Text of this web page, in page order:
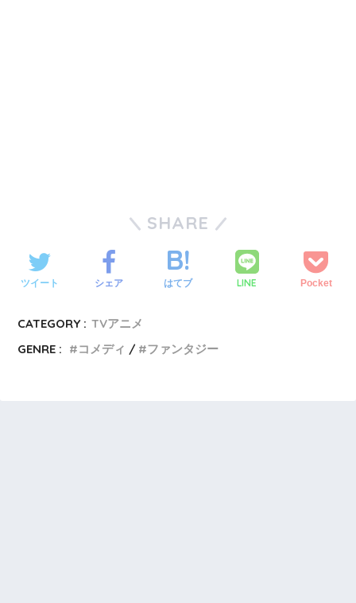
SHARE
ツイート シェア はてブ LINE Pocket
CATEGORY : TVアニメ
GENRE :
コメディ ファンタジー